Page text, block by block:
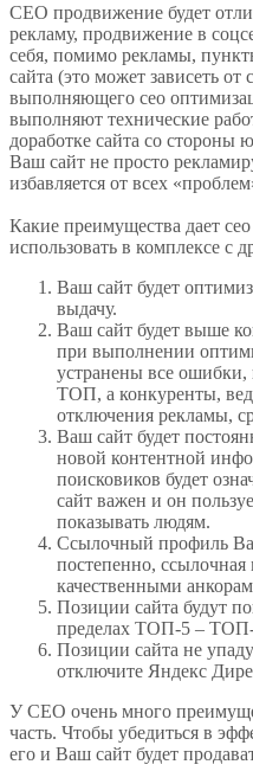
СЕО продвижение будет
рекламу, продвижение в
себя, помимо рекламы,
сайта (это может зависеть от
выполняющего сео
выполняют технические
доработке сайта со стороны
Ваш сайт не просто
избавляется от всех
Какие преимущества дает
использовать в комплексе с
Ваш сайт будет
выдачу.
Ваш сайт будет выше
при выполнении
устранены все
ТОП, а конкуренты,
отключения рекламы,
Ваш сайт будет
новой контентной
поисковиков будет
сайт важен и он
показывать людям.
Ссылочный профиль
постепенно, ссылочная
качественными
Позиции сайта будут
пределах ТОП-5 –
Позиции сайта не
отключите Яндекс
У СЕО очень много
часть. Чтобы убедиться в
его и Ваш сайт будет